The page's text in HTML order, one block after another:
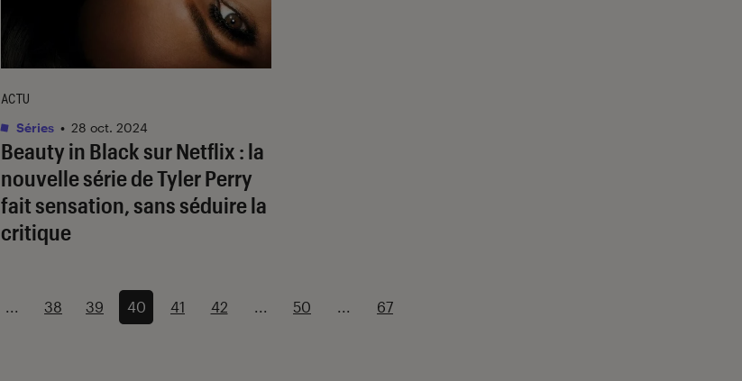
Beauty in Blacksur Netflix : la
nouvelle série de Tyler Perry
fait sensation, sans séduire la
critique
ACTU
Séries • 28 oct. 2024
... 38 39 40 41 42 ... 50 ... 67